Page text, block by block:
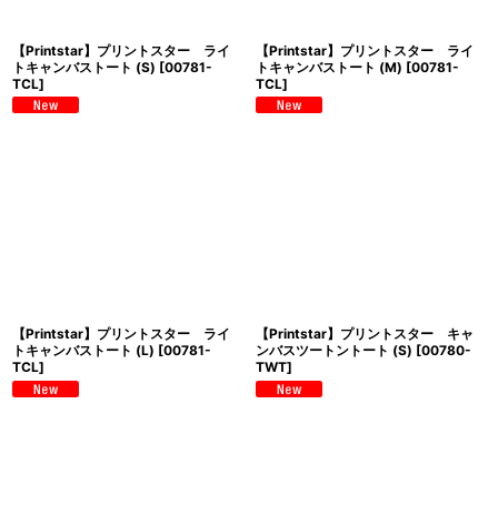
【Printstar】プリントスター ライ
トキャンバストート (S) [00781-
TCL]
【Printstar】プリントスター ライ
トキャンバストート (M) [00781-
TCL]
【Printstar】プリントスター ライ
トキャンバストート (L) [00781-
TCL]
【Printstar】プリントスター キャ
ンバスツートントート (S) [00780-
TWT]